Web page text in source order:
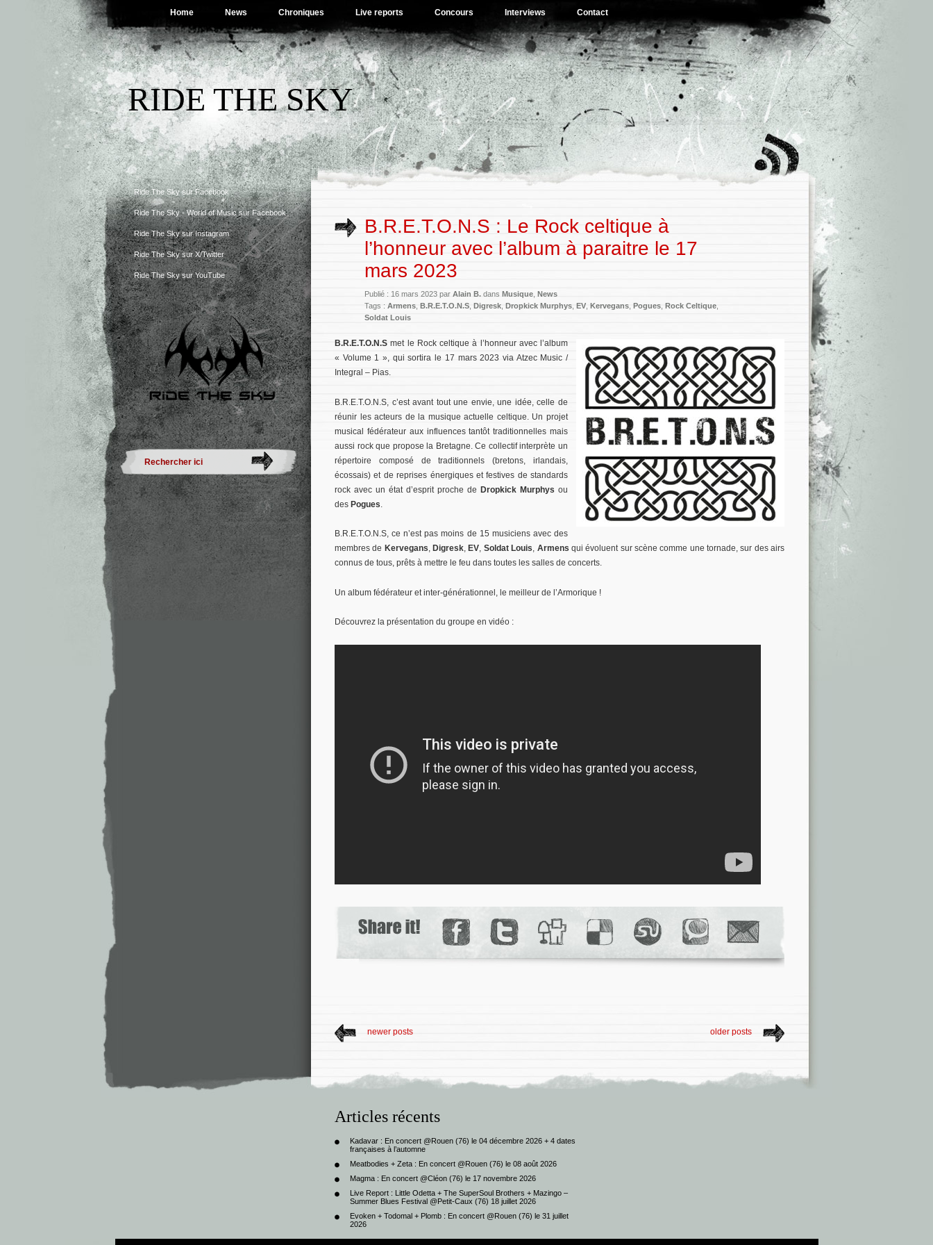
Home News Chroniques Live reports Concours Interviews Contact
RIDE THE SKY
Ride The Sky sur Facebook
Ride The Sky - World of Music sur Facebook
Ride The Sky sur Instagram
Ride The Sky sur X/Twitter
Ride The Sky sur YouTube
B.R.E.T.O.N.S : Le Rock celtique à
l’honneur avec l’album à paraitre le 17
mars 2023
Publié : 16 mars 2023 par Alain B. dans Musique News
Tags : Armens B.R.E.T.O.N.S Digresk Dropkick Murphys EV Kervegans Pogues Rock Celtique
Soldat Louis
B.R.E.T.O.N.Smet le Rock celtique à l’honneur avec l’album
« Volume 1 », qui sortira le 17 mars 2023 via Atzec Music /
Integral – Pias.
B.R.E.T.O.N.S, c’est avant tout une envie, une idée, celle de
réunir les acteurs de la musique actuelle celtique. Un projet
musical fédérateur aux influences tantôt traditionnelles mais
aussi rock que propose la Bretagne. Ce collectif interprète un
répertoire composé de traditionnels (bretons, irlandais,
écossais) et de reprises énergiques et festives de standards
rock avec un état d’esprit proche de Dropkick Murphys ou
des Pogues
B.R.E.T.O.N.S, ce n’est pas moins de 15 musiciens avec des
membres de Kervegans, Digresk, EV, Soldat Louis, Armens qui évoluent sur scène comme une tornade, sur des airs
connus de tous, prêts à mettre le feu dans toutes les salles de concerts.
Un album fédérateur et inter-générationnel, le meilleur de l’Armorique !
Découvrez la présentation du groupe en vidéo :
newer posts older posts
Articles récents
Kadavar : En concert @Rouen (76) le 04 décembre 2026 + 4 dates
françaises à l’automne
Meatbodies + Zeta : En concert @Rouen (76) le 08 août 2026
Magma : En concert @Cléon (76) le 17 novembre 2026
Live Report : Little Odetta + The SuperSoul Brothers + Mazingo –
Summer Blues Festival @Petit-Caux (76) 18 juillet 2026
Evoken + Todomal + Plomb : En concert @Rouen (76) le 31 juillet
2026